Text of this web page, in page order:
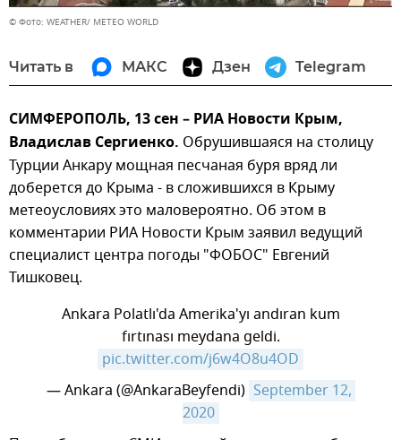
© Фото: WEATHER/ METEO WORLD
Читать в МАКС Дзен Telegram
СИМФЕРОПОЛЬ, 13 сен – РИА Новости Крым,
Владислав Сергиенко. Обрушившаяся на столицу
Турции Анкару мощная песчаная буря вряд ли
доберется до Крыма - в сложившихся в Крыму
метеоусловиях это маловероятно. Об этом в
комментарии РИА Новости Крым заявил ведущий
специалист центра погоды "ФОБОС" Евгений
Тишковец.
Ankara Polatlı'da Amerika'yı andıran kum
fırtınası meydana geldi.
pic.twitter.com/j6w4O8u4OD
— Ankara (@AnkaraBeyfendi) September 12,
2020